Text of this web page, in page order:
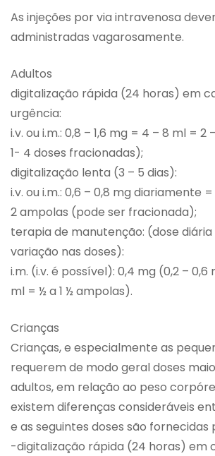
As injeções por via intravenosa
administradas vagarosamente.
Adultos
digitalização rápida (24 horas) em
urgência:
i.v. ou i.m.: 0,8 – 1,6 mg = 4 – 8 ml =
1- 4 doses fracionadas);
digitalização lenta (3 – 5 dias):
i.v. ou i.m.: 0,6 – 0,8 mg diariamente
2 ampolas (pode ser fracionada);
terapia de manutenção: (dose diária
variação nas doses):
i.m. (i.v. é possível): 0,4 mg (0,2 –
ml = ½ a 1 ½ ampolas).
Crianças
Crianças, e especialmente as
requerem de modo geral doses
adultos, em relação ao peso
existem diferenças consideráveis
e as seguintes doses são
-digitalização rápida (24 horas) em